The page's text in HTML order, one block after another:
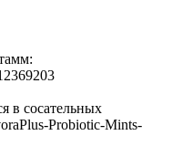
в сосательных
Probiotic-Mints-